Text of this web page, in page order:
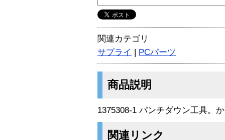
関連カテゴリ
サプライ | PCパーツ
商品説明
1375308-1 パンチダウン工具。
関連リンク